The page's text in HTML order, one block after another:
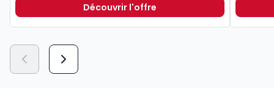
Découvrir l'offreLe guide pénal 2026. 27e éd. à
Dès